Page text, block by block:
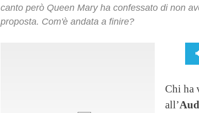
canto però Queen Mary ha confessato di non
proposta. Com'è andata a finire?
Chi ha
all’